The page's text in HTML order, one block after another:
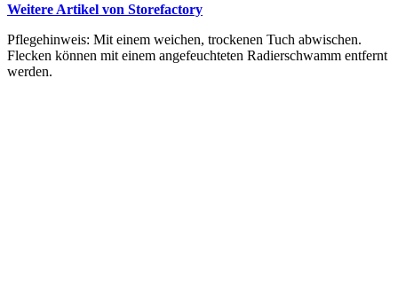
Weitere Artikel von Storefactory
Pflegehinweis: Mit einem weichen, trockenen Tuch abwischen.
Flecken können mit einem angefeuchteten Radierschwamm entfernt
werden.